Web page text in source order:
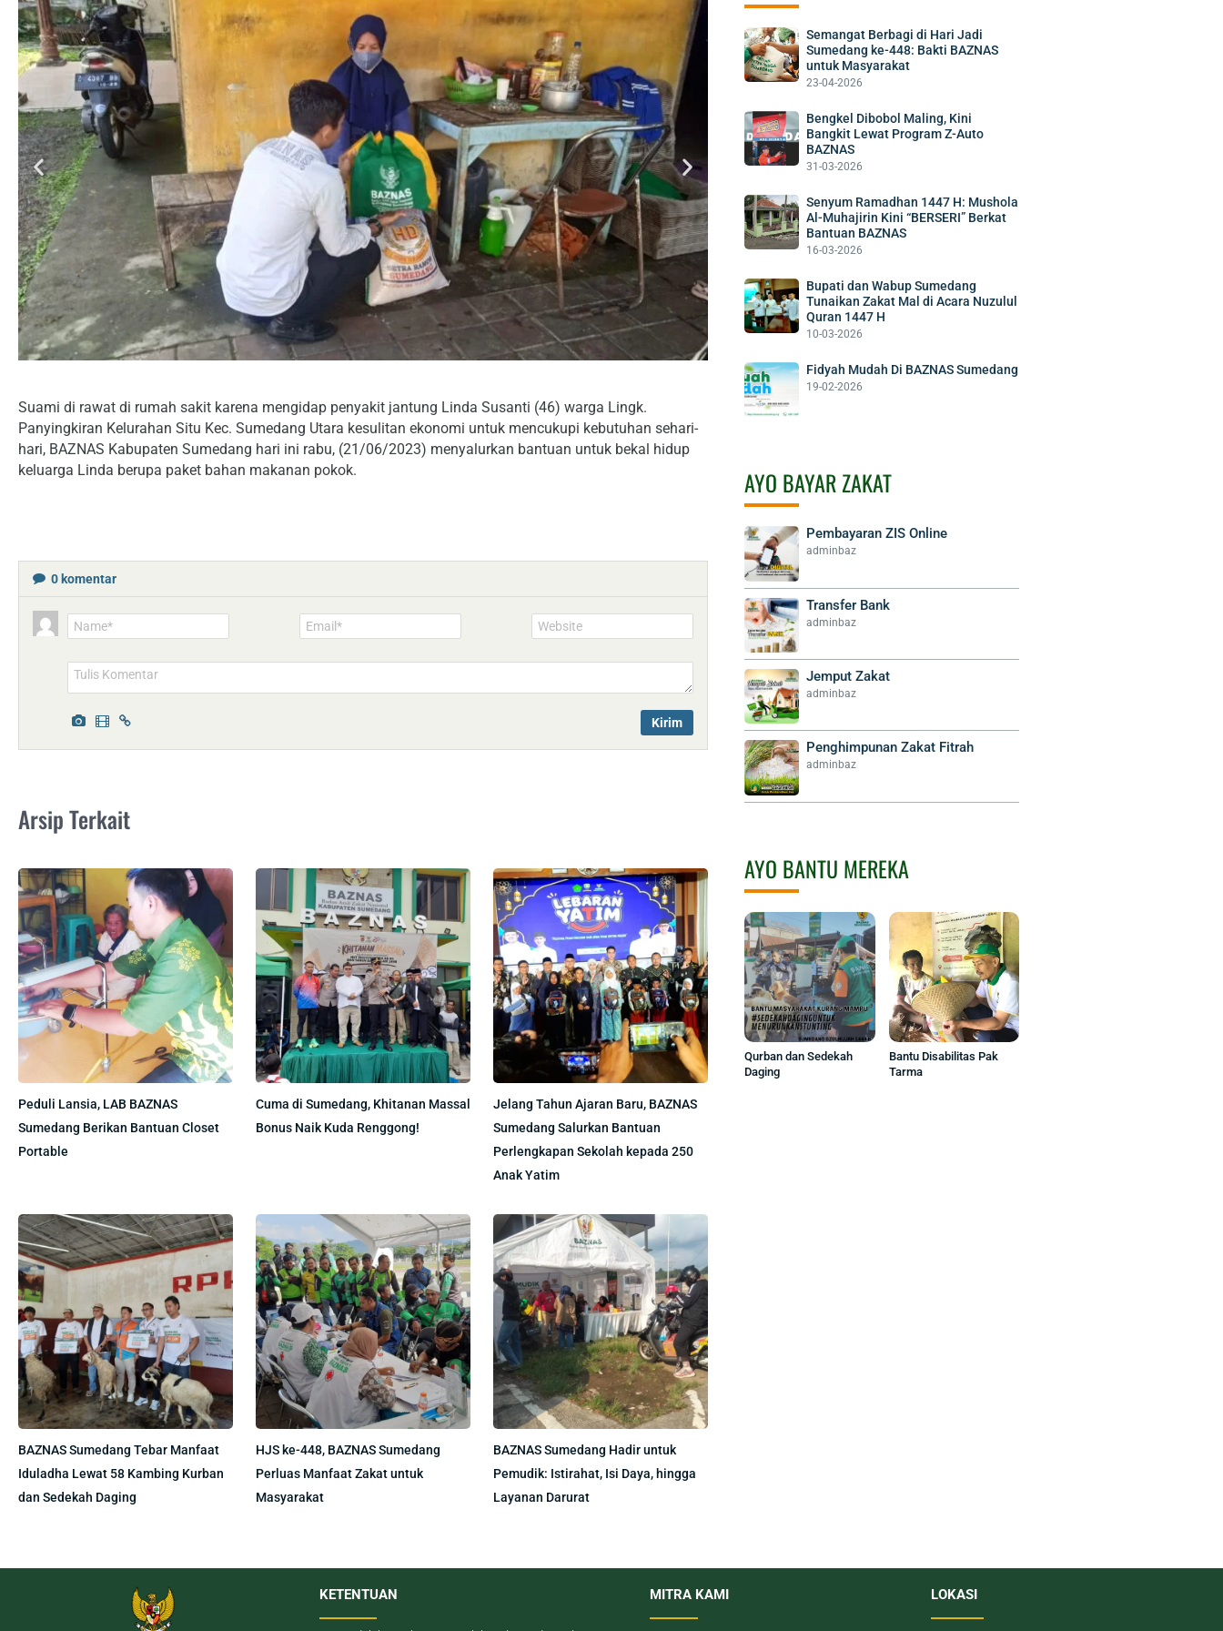
Suami di rawat di rumah sakit karena mengidap penyakit jantung Linda Susanti (46) warga Lingk.
Panyingkiran Kelurahan Situ Kec. Sumedang Utara kesulitan ekonomi untuk mencukupi kebutuhan sehari-
hari, BAZNAS Kabupaten Sumedang hari ini rabu, (21/06/2023) menyalurkan bantuan untuk bekal hidup
keluarga Linda berupa paket bahan makanan pokok.
0 komentar
Name* Email* Website
Arsip Terkait
Peduli Lansia, LAB BAZNAS
Sumedang Berikan Bantuan Closet
Portable
Cuma di Sumedang, Khitanan Massal
Bonus Naik Kuda Renggong!
Jelang Tahun Ajaran Baru, BAZNAS
Sumedang Salurkan Bantuan
Perlengkapan Sekolah kepada 250
Anak Yatim
BAZNAS Sumedang Tebar Manfaat
Iduladha Lewat 58 Kambing Kurban
dan Sedekah Daging
HJS ke-448, BAZNAS Sumedang
Perluas Manfaat Zakat untuk
Masyarakat
BAZNAS Sumedang Hadir untuk
Pemudik: Istirahat, Isi Daya, hingga
Layanan Darurat
Semangat Berbagi di Hari Jadi
Sumedang ke-448: Bakti BAZNAS
untuk Masyarakat
23-04-2026
Bengkel Dibobol Maling, Kini
Bangkit Lewat Program Z-Auto
BAZNAS
31-03-2026
Senyum Ramadhan 1447 H: Mushola
Al-Muhajirin Kini “BERSERI” Berkat
Bantuan BAZNAS
16-03-2026
Bupati dan Wabup Sumedang
Tunaikan Zakat Mal di Acara Nuzulul
Quran 1447 H
10-03-2026
Fidyah Mudah Di BAZNAS Sumedang
19-02-2026
AYO BAYAR ZAKAT
Pembayaran ZIS Online
adminbaz
Transfer Bank
adminbaz
Jemput Zakat
adminbaz
Penghimpunan Zakat Fitrah
adminbaz
AYO BANTU MEREKA
Qurban dan Sedekah
Daging
Bantu Disabilitas Pak
Tarma
KETENTUAN MITRA KAMI LOKASI